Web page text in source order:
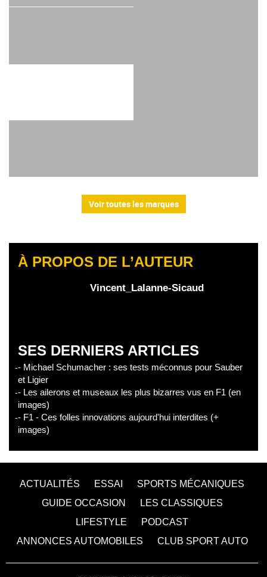
Voir toutes les marques
À PROPOS DE L’AUTEUR
Vincent_Lalanne-Sicaud
SES DERNIERS ARTICLES
- Michael Schumacher : ses tests méconnus pour Sauber
et Ligier
- Les ailerons et museaux les plus bizarres vus en F1 (en
images)
- F1 - Ces folles innovations aujourd'hui interdites (+
images)
ACTUALITÉS ESSAI
SPORTS MÉCANIQUES
GUIDE OCCASION
LES CLASSIQUES
LIFESTYLE
PODCAST
ANNONCES AUTOMOBILES
CLUB SPORT AUTO